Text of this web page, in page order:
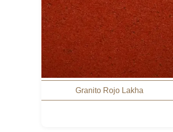
Granito Rojo Lakha